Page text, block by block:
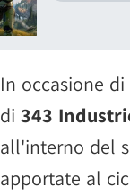
In occasione
di 343
all'interno del
apportate al